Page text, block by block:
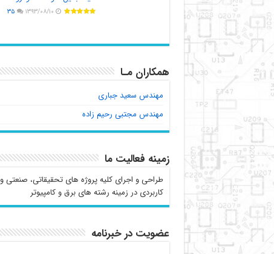
۱۳۹۳/۰۸/۱۰ ۳۵
همکاران مـا
مهندس سعید جباری
مهندس مجتبی رحیم زاده
زمینه فعالیت ما
طراحی و اجرای کلیه پروژه های تحقیقاتی، صنعتی و
کاربردی در زمینه رشته های برق و کامپیوتر
عضویت در خبرنامه